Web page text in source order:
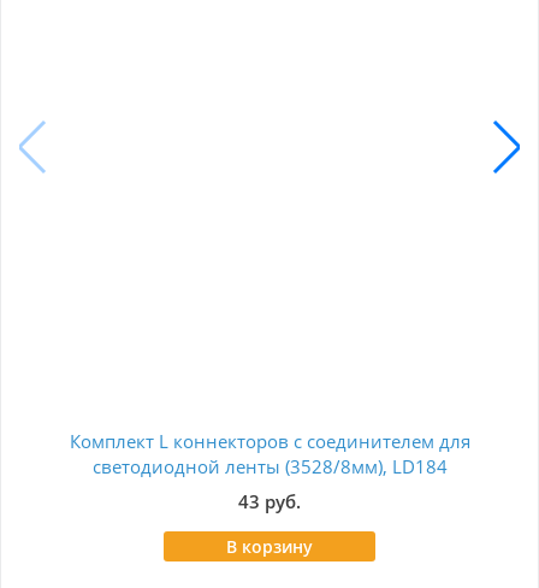
Комплект L коннекторов с соединителем для
светодиодной ленты (3528/8мм), LD184
43 руб.
В корзину